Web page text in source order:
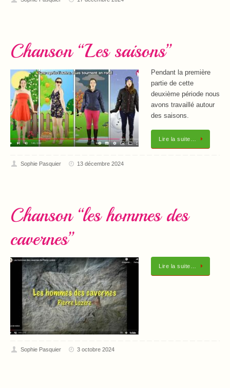
Chanson “Les saisons”
Pendant la première
partie de cette
deuxième période nous
avons travaillé autour
des saisons.
Lire la suite…
Sophie Pasquier 13 décembre 2024
Chanson “les hommes des
cavernes”
Lire la suite…
Sophie Pasquier 3 octobre 2024